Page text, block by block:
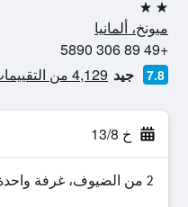
2 نجمتين
ميونخ، ألمانيا
+49 89 306 5890
7.8 جيد 4,129 من التقييمات تم التحقق منها
خ 13/8
2 من الضيوف، غرفة واحدة